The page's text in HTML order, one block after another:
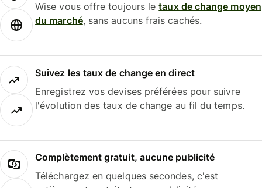
Wise vous offre toujours letaux de change moyen
du marché, sans aucuns frais cachés.
Suivez les taux de change en direct
Enregistrez vos devises préférées pour suivre
l'évolution des taux de change au fil du temps.
Complètement gratuit, aucune publicité
Téléchargez en quelques secondes, c'est